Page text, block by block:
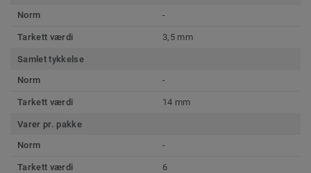
Norm
-
Tarkett værdi 3,5 mm
Samlet tykkelse
Norm
-
Tarkett værdi 14 mm
Varer pr. pakke
Norm
-
Tarkett værdi 6